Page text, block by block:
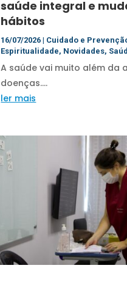
saúde integral e
hábitos
16/07/2026 | Cuidado e
Espiritualidade, Novidades,
A saúde vai muito além da
doenças....
ler mais